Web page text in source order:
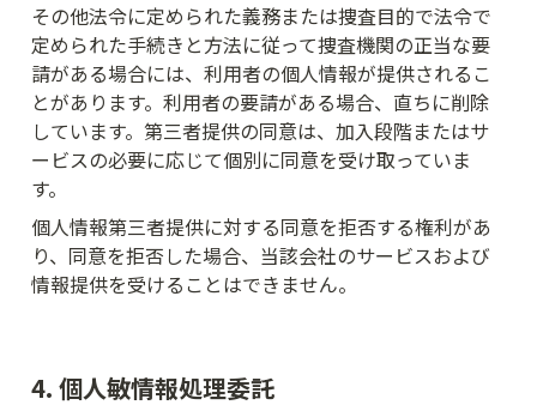
その他法令に定められた義務または捜査目的で法令で
定められた手続きと方法に従って捜査機関の正当な要
請がある場合には、利用者の個人情報が提供されるこ
とがあります。利用者の要請がある場合、直ちに削除
しています。第三者提供の同意は、加入段階またはサ
ービスの必要に応じて個別に同意を受け取っていま
す。
個人情報第三者提供に対する同意を拒否する権利があ
り、同意を拒否した場合、当該会社のサービスおよび
情報提供を受けることはできません。
4. 個人敏情報処理委託